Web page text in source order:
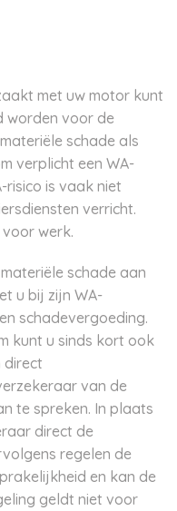
met uw motor kunt
worden voor de
schade als
verplicht een WA-
risico is vaak niet
verricht.
werk.
schade aan
u bij zijn WA-
schadevergoeding.
kunt u sinds kort ook
direct
van de
te spreken. In plaats
direct de
regelen de
en kan de
geldt niet voor